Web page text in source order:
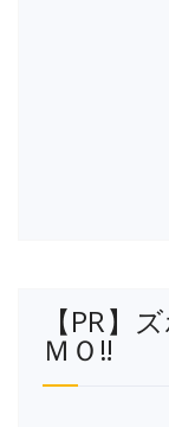
【PR】
ＭＯ‼